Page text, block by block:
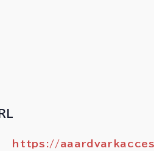
https://